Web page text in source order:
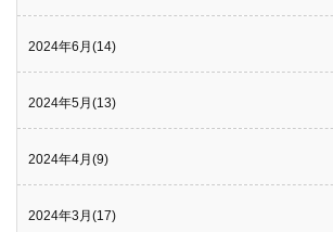
2024年6月(14)
2024年5月(13)
2024年4月(9)
2024年3月(17)